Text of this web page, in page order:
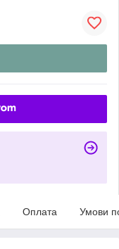
Оплата Умови